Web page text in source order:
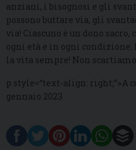
anziani, i bisognosi e gli
possono buttare via, gli
via! Ciascuno è un dono sacro,
ogni età e in ogni
la vita sempre! Non
p style=“text-align: right;”>A
gennaio 2023